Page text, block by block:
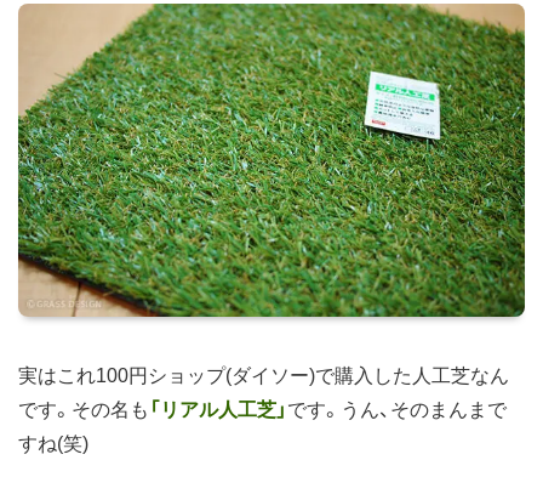
実はこれ100円ショップ(ダイソー)で購入した人工芝なん
です。その名も 「リアル人工芝」 です。うん、そのまんまで
すね(笑)